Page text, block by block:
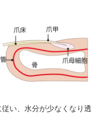
い、水分が少なくなり透